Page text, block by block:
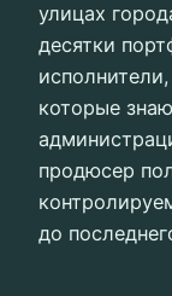
улицах
десятки
которые
продюсер
до